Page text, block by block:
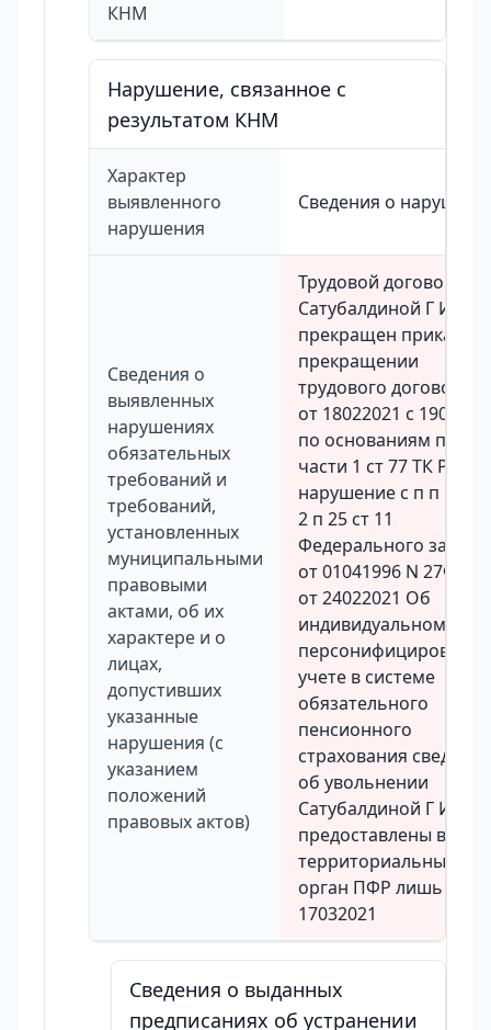
КНМ
Нарушение, связанное с
результатом КНМ
Характер
выявленного
нарушения
Сведения о
Сведения о
выявленных
нарушениях
обязательных
требований и
требований,
установленных
муниципальными
правовыми
актами, об их
характере и о
лицах,
допустивших
указанные
нарушения (с
указанием
положений
правовых актов)
Трудовой договор
Сатубалдиной Г И
прекращен приказом
прекращении
трудового договора 8
от 18022021 с
по основаниям п 3
части 1 ст 77 ТК РФВ
нарушение с п п 1 24
2 п 25 ст 11
Федерального закона
от 01041996 N
от 24022021 Об
индивидуальном
учете в системе
обязательного
пенсионного
страхования сведения
об увольнении
Сатубалдиной Г И
предоставлены в
территориальный
орган ПФР лишь
17032021
Сведения о выданных
предписаниях об устранении